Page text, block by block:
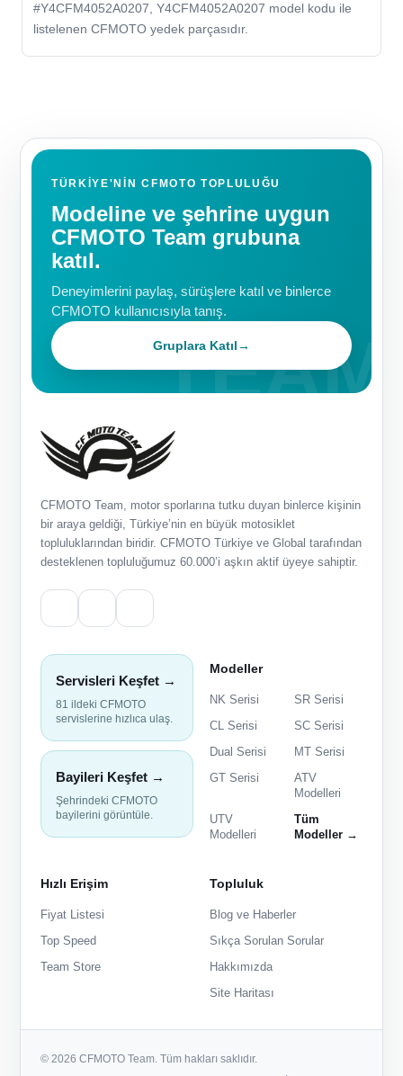
#Y4CFM4052A0207, Y4CFM4052A0207 model kodu ile
listelenen CFMOTO yedek parçasıdır.
TÜRKIYE'NIN CFMOTO TOPLULUĞU
Modeline ve şehrine uygun
CFMOTO Team grubuna
katıl.
Deneyimlerini paylaş, sürüşlere katıl ve binlerce
CFMOTO kullanıcısıyla tanış.
Gruplara Katıl→
CFMOTO Team, motor sporlarına tutku duyan binlerce kişinin
bir araya geldiği, Türkiye’nin en büyük motosiklet
topluluklarından biridir. CFMOTO Türkiye ve Global tarafından
desteklenen topluluğumuz 60.000’i aşkın aktif üyeye sahiptir.
Servisleri Keşfet →
81 ildeki CFMOTO
servislerine hızlıca ulaş.
Bayileri Keşfet →
Şehrindeki CFMOTO
bayilerini görüntüle.
Modeller
NK Serisi
SR Serisi
CL Serisi
SC Serisi
Dual Serisi
MT Serisi
GT Serisi
ATV
Modelleri
UTV
Modelleri
Tüm
Modeller →
Hızlı Erişim
Fiyat Listesi
Top Speed
Team Store
Topluluk
Blog ve Haberler
Sıkça Sorulan Sorular
Hakkımızda
Site Haritası
© 2026 CFMOTO Team. Tüm hakları saklıdır.